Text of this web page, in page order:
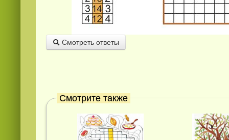
Смотреть ответы
Смотрите также